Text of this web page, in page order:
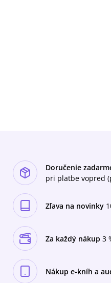
erotické
náhodne i
prehlbuje
Doručenie
pri platbe vopred
Zľava na novinky
Za každý nákup 3
Nákup e-kníh a